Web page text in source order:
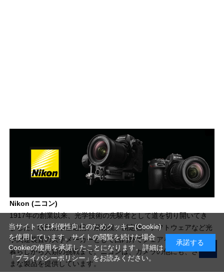
Nikon (ニコン)
1917年の創業以来、光学技術の先駆者として道を切り開いてき
ました。双眼鏡や望遠鏡、顕微鏡、測定器、ソフトウェアなど光
学関連装置の大手メーカーとして国内外でシェアを広げ、普段の
暮らしから人類の挑戦まで。ニコンは、カメラの他にも、さまざ
まな製品を提供しています。
当サイトでは利便性向上のためクッキー(Cookie)
を使用しています。サイトの閲覧を続けた場合
Cookieの使用を承諾したことになります。詳細は
「プライバシーポリシー」 をお読みください。
承諾する